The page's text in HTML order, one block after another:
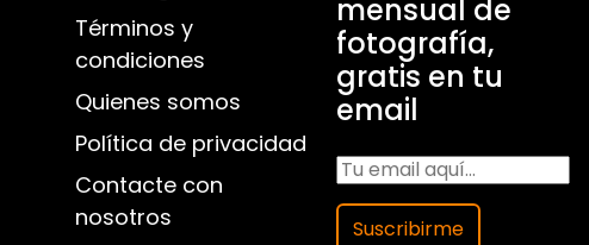
Términos y
condiciones
Quienes somos
Política de privacidad
Contacte con
nosotros
mensual de
fotografía,
gratis en tu
email
Suscribirme